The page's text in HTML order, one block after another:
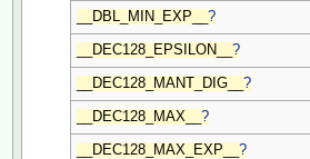
__DBL_MIN_EXP__?
__DEC128_EPSILON__?
__DEC128_MANT_DIG__?
__DEC128_MAX__?
__DEC128_MAX_EXP__?